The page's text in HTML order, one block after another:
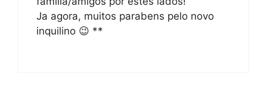
Ja agora, muitos parabens pelo novo
inquilino 😉 **